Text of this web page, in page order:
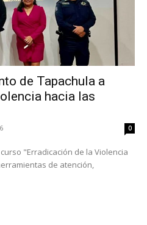
de Tapachula a
hacia las
0
"Erradicación de la Violencia
de atención,